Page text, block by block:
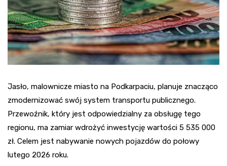
Jasło, malownicze miasto na Podkarpaciu, planuje znacząco
zmodernizować swój system transportu publicznego.
Przewoźnik, który jest odpowiedzialny za obsługę tego
regionu, ma zamiar wdrożyć inwestycję wartości 5 535 000
zł. Celem jest nabywanie nowych pojazdów do połowy
lutego 2026 roku.